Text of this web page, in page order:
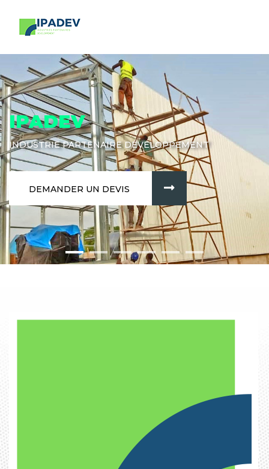
IPADEV
INDUSTRIE PARTENAIRE DÉVELOPPEMENT
DEMANDER UN DEVIS